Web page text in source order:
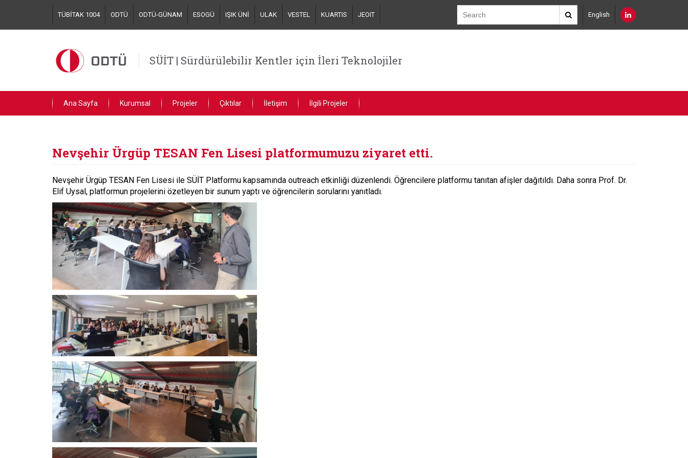
main
TÜBİTAK 1004 ODTÜ ODTÜ-GÜNAM ESOGÜ IŞIK ÜNİ ULAK VESTEL KUARTIS JEOIT English
SÜİT | Sürdürülebilir Kentler için İleri Teknolojiler
Ana Sayfa Kurumsal Projeler Çıktılar İletişim İlgili Projeler
Nevşehir Ürgüp TESAN Fen Lisesi platformumuzu ziyaret etti.
Nevşehir Ürgüp TESAN Fen Lisesi ile SÜİT Platformu kapsamında outreach etkinliği düzenlendi. Öğrencilere platformu tanıtan afişler dağıtıldı. Daha sonra Prof. Dr.
Elif Uysal, platformun projelerini özetleyen bir sunum yaptı ve öğrencilerin sorularını yanıtladı.